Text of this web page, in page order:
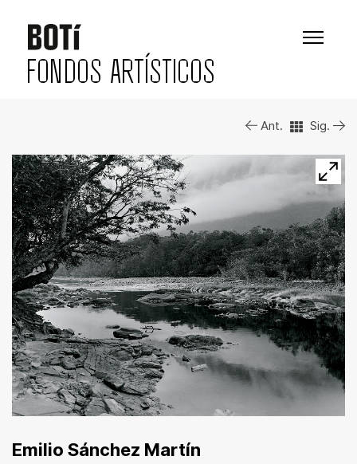
FONDOS ARTÍSTICOS
Ant. Sig.
Emilio Sánchez Martín